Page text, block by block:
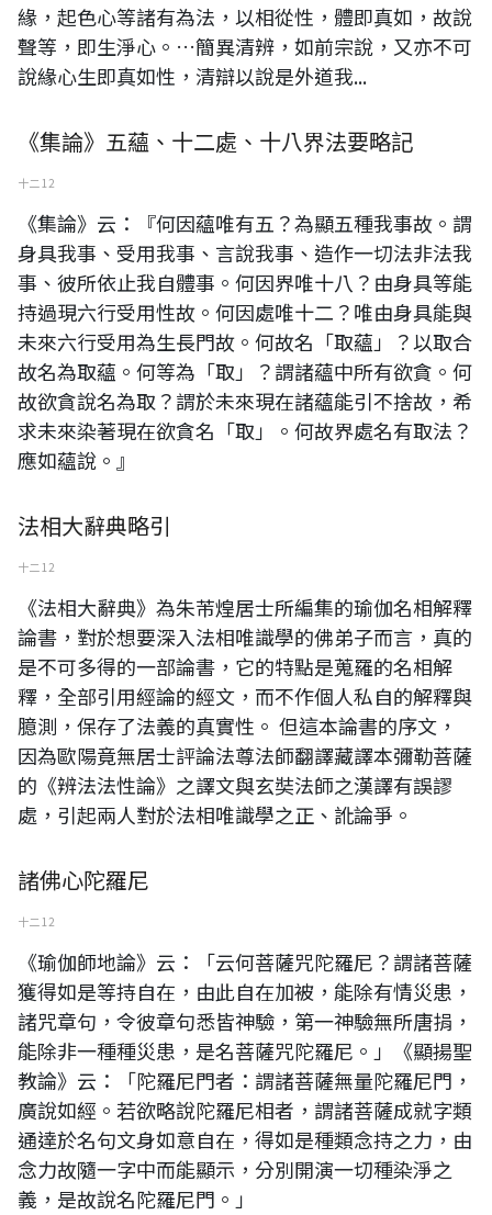
緣，起色心等諸有為法，以相從性，體即真如，故說
聲等，即生淨心。…簡異清辨，如前宗說，又亦不可
說緣心生即真如性，清辯以說是外道我...
《集論》五蘊、十二處、十八界法要略記
十二 12
《集論》云：『何因蘊唯有五？為顯五種我事故。謂
身具我事、受用我事、言說我事、造作一切法非法我
事、彼所依止我自體事。何因界唯十八？由身具等能
持過現六行受用性故。何因處唯十二？唯由身具能與
未來六行受用為生長門故。何故名「取蘊」？以取合
故名為取蘊。何等為「取」？謂諸蘊中所有欲貪。何
故欲貪說名為取？謂於未來現在諸蘊能引不捨故，希
求未來染著現在欲貪名「取」。何故界處名有取法？
應如蘊說。』
法相大辭典略引
十二 12
《法相大辭典》為朱芾煌居士所編集的瑜伽名相解釋
論書，對於想要深入法相唯識學的佛弟子而言，真的
是不可多得的一部論書，它的特點是蒐羅的名相解
釋，全部引用經論的經文，而不作個人私自的解釋與
臆測，保存了法義的真實性。 但這本論書的序文，
因為歐陽竟無居士評論法尊法師翻譯藏譯本彌勒菩薩
的《辨法法性論》之譯文與玄奘法師之漢譯有誤謬
處，引起兩人對於法相唯識學之正、訛論爭。
諸佛心陀羅尼
十二 12
《瑜伽師地論》云：「云何菩薩咒陀羅尼？謂諸菩薩
獲得如是等持自在，由此自在加被，能除有情災患，
諸咒章句，令彼章句悉皆神驗，第一神驗無所唐捐，
能除非一種種災患，是名菩薩咒陀羅尼。」《顯揚聖
教論》云：「陀羅尼門者：謂諸菩薩無量陀羅尼門，
廣說如經。若欲略說陀羅尼相者，謂諸菩薩成就字類
通達於名句文身如意自在，得如是種類念持之力，由
念力故隨一字中而能顯示，分別開演一切種染淨之
義，是故說名陀羅尼門。」